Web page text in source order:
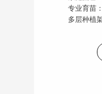
专业育苗：推荐
多层种植架：每